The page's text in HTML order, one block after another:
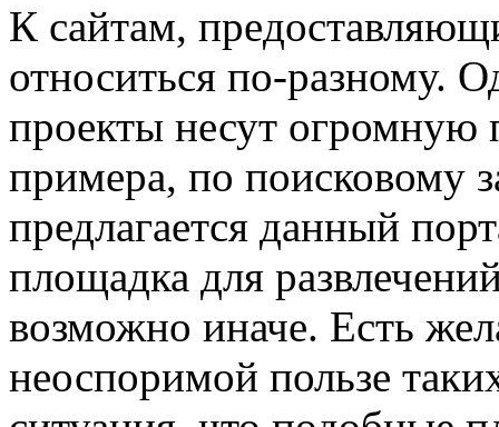
К сaйтaм,
относиться по-разному.
проекты несут огромную
примера, по поисковому
предлагается данный
площадка для
возможно иначе. Есть
неоспоримой пользе